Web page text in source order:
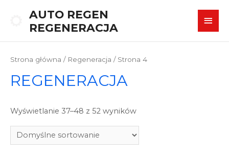
AUTO REGEN
REGENERACJA
Strona główna / Regeneracja / Strona 4
REGENERACJA
Wyświetlanie 37–48 z 52 wyników